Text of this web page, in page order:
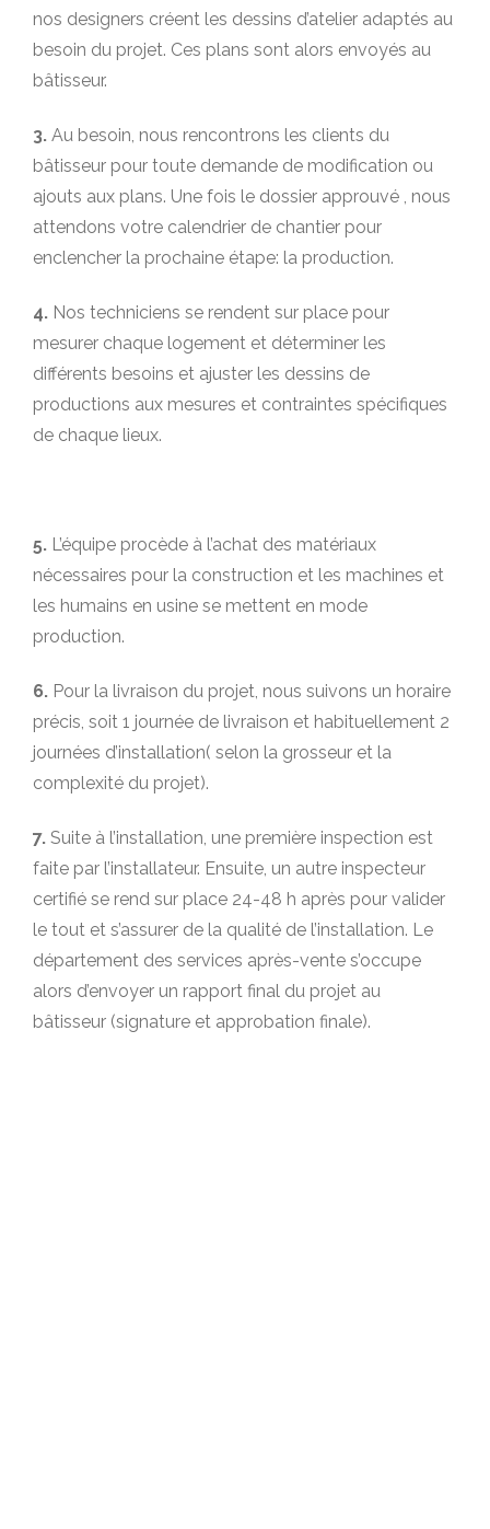
nos designers créent les dessins d’atelier adaptés au
besoin du projet. Ces plans sont alors envoyés au
bâtisseur.
3.Au besoin, nous rencontrons les clients du
bâtisseur pour toute demande de modification ou
ajouts aux plans. Une fois le dossier approuvé , nous
attendons votre calendrier de chantier pour
enclencher la prochaine étape: la production.
4.Nos techniciens se rendent sur place pour
mesurer chaque logement et déterminer les
différents besoins et ajuster les dessins de
productions aux mesures et contraintes spécifiques
de chaque lieux.
5.L’équipe procède à l’achat des matériaux
nécessaires pour la construction et les machines et
les humains en usine se mettent en mode
production.
6.Pour la livraison du projet, nous suivons un horaire
précis, soit 1 journée de livraison et habituellement 2
journées d’installation( selon la grosseur et la
complexité du projet).
7.Suite à l’installation, une première inspection est
faite par l’installateur. Ensuite, un autre inspecteur
certifié se rend sur place 24-48 h après pour valider
le tout et s’assurer de la qualité de l’installation. Le
département des services après-vente s’occupe
alors d’envoyer un rapport final du projet au
bâtisseur (signature et approbation finale).